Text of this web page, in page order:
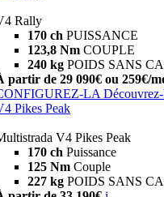
Rally
170 ch PUISSANCE
123,8 Nm COUPLE
240 kg POIDS SANS
partir de 29 090€ ou 259€/
LA
Pikes Peak
V4 Pikes Peak
170 ch Puissance
125 Nm Couple
227 kg POIDS SANS